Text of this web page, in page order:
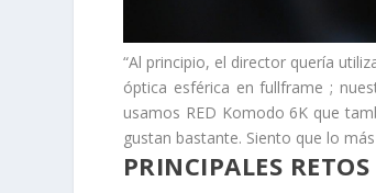
“Al principio, el director quería
óptica esférica en fullframe ;
usamos RED Komodo 6K que
gustan bastante. Siento que lo
PRINCIPALES RETOS